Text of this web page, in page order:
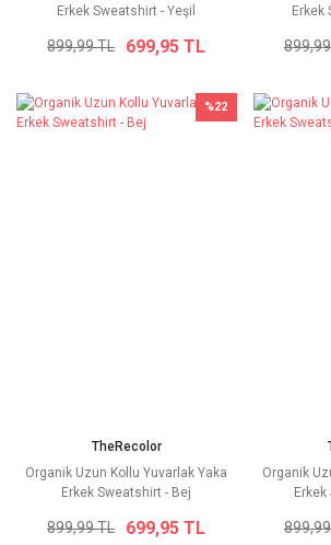
Erkek Sweatshirt - Yeşil
899,99 TL 699,95 TL
Erkek
%22
TheRecolor
Organik Uzun Kollu Yuvarlak Yaka
Erkek Sweatshirt - Bej
899,99 TL 699,95 TL
Organik
Erkek